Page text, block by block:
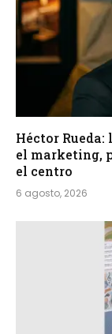
Héctor
el marketing,
el centro
6 agosto, 2026